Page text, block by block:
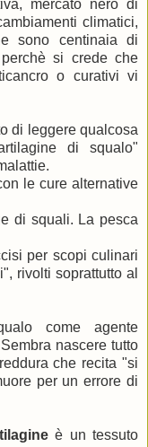
mercato nero di
climatici,
sono centinaia di
si crede che
o curativi vi
di leggere qualcosa
di squalo"
le cure alternative
di squali. La pesca
per scopi culinari
rivolti soprattutto al
come agente
nascere tutto
che recita "si
per un errore di
è un tessuto